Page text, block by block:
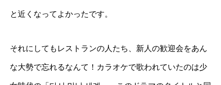
と近くなってよかったです。
それにしてもレストランの人たち、新人の歓迎会をあん
な大勢で忘れるなんて！カラオケで歌われていたのは少